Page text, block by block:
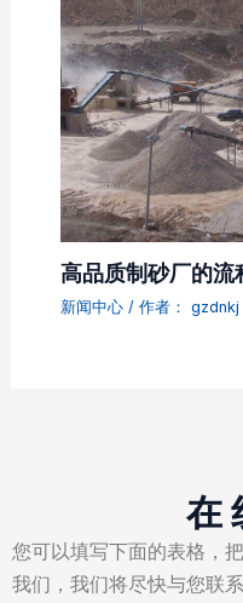
高品质制砂厂的流
新闻中心/ 作者： gzdnkj
在
您可以填写下面的表格，
我们，我们将尽快与您联